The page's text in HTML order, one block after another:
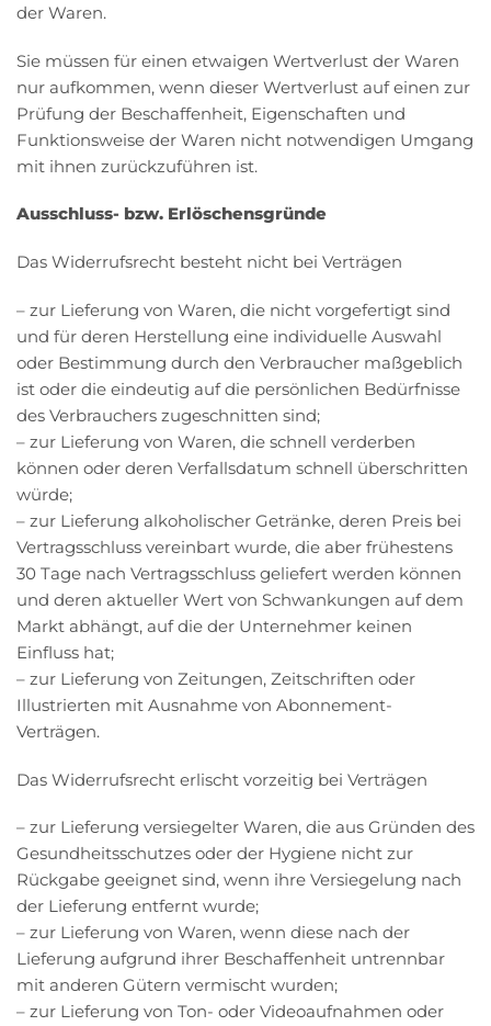
der Waren.
Sie müssen für einen etwaigen Wertverlust der Waren
nur aufkommen, wenn dieser Wertverlust auf einen zur
Prüfung der Beschaffenheit, Eigenschaften und
Funktionsweise der Waren nicht notwendigen Umgang
mit ihnen zurückzuführen ist.
Ausschluss- bzw. Erlöschensgründe
Das Widerrufsrecht besteht nicht bei Verträgen
– zur Lieferung von Waren, die nicht vorgefertigt sind
und für deren Herstellung eine individuelle Auswahl
oder Bestimmung durch den Verbraucher maßgeblich
ist oder die eindeutig auf die persönlichen Bedürfnisse
des Verbrauchers zugeschnitten sind;
– zur Lieferung von Waren, die schnell verderben
können oder deren Verfallsdatum schnell überschritten
würde;
– zur Lieferung alkoholischer Getränke, deren Preis bei
Vertragsschluss vereinbart wurde, die aber frühestens
30 Tage nach Vertragsschluss geliefert werden können
und deren aktueller Wert von Schwankungen auf dem
Markt abhängt, auf die der Unternehmer keinen
Einfluss hat;
– zur Lieferung von Zeitungen, Zeitschriften oder
Illustrierten mit Ausnahme von Abonnement-
Verträgen.
Das Widerrufsrecht erlischt vorzeitig bei Verträgen
– zur Lieferung versiegelter Waren, die aus Gründen des
Gesundheitsschutzes oder der Hygiene nicht zur
Rückgabe geeignet sind, wenn ihre Versiegelung nach
der Lieferung entfernt wurde;
– zur Lieferung von Waren, wenn diese nach der
Lieferung aufgrund ihrer Beschaffenheit untrennbar
mit anderen Gütern vermischt wurden;
– zur Lieferung von Ton- oder Videoaufnahmen oder